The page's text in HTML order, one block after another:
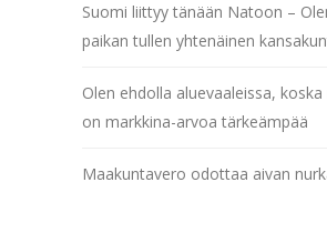
Suomi liittyy tänään Natoon –
paikan tullen yhtenäinen
Olen ehdolla aluevaaleissa,
on markkina-arvoa tärkeämpää
Maakuntavero odottaa aivan